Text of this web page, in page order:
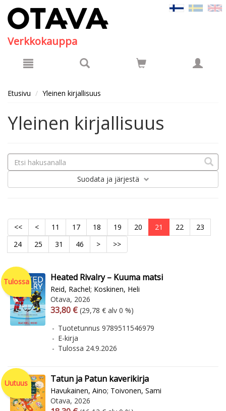
Verkkokauppa
Etusivu Yleinen kirjallisuus
Yleinen kirjallisuus
Suodata ja järjestä
<< < 11 17 18 19 20 21 22
23
24
25 31 46 > >>
Tulossa Heated Rivalry – Kuuma matsi
Reid, Rachel; Koskinen, Heli
Otava, 2026
Arvonlisäverollinen hinta
33,80 € Arvonlisäveroton hinta
(29,78 € alv 0 %)
Tuotetunnus 9789511546979
E-kirja
Tulossa 24.9.2026
Uutuus Tatun ja Patun kaverikirja
Havukainen, Aino; Toivonen, Sami
Otava, 2026